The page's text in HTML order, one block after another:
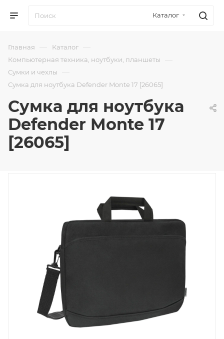
Каталог
Главная — Каталог —
Компьютерная техника, ноутбуки, планшеты —
Сумки и чехлы —
Сумка для ноутбука Defender Monte 17 [26065]
Сумка для ноутбука
Defender Monte 17
[26065]